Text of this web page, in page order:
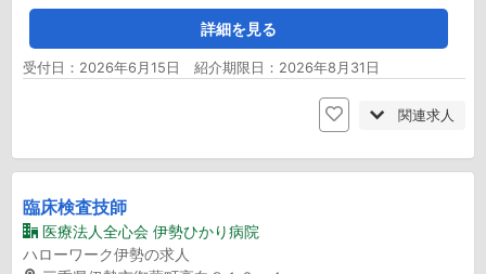
詳細を見る
受付日：2026年6月15日 紹介期限日：2026年8月31日
関連求人
臨床検査技師
医療法人全心会 伊勢ひかり病院
ハローワーク伊勢の求人